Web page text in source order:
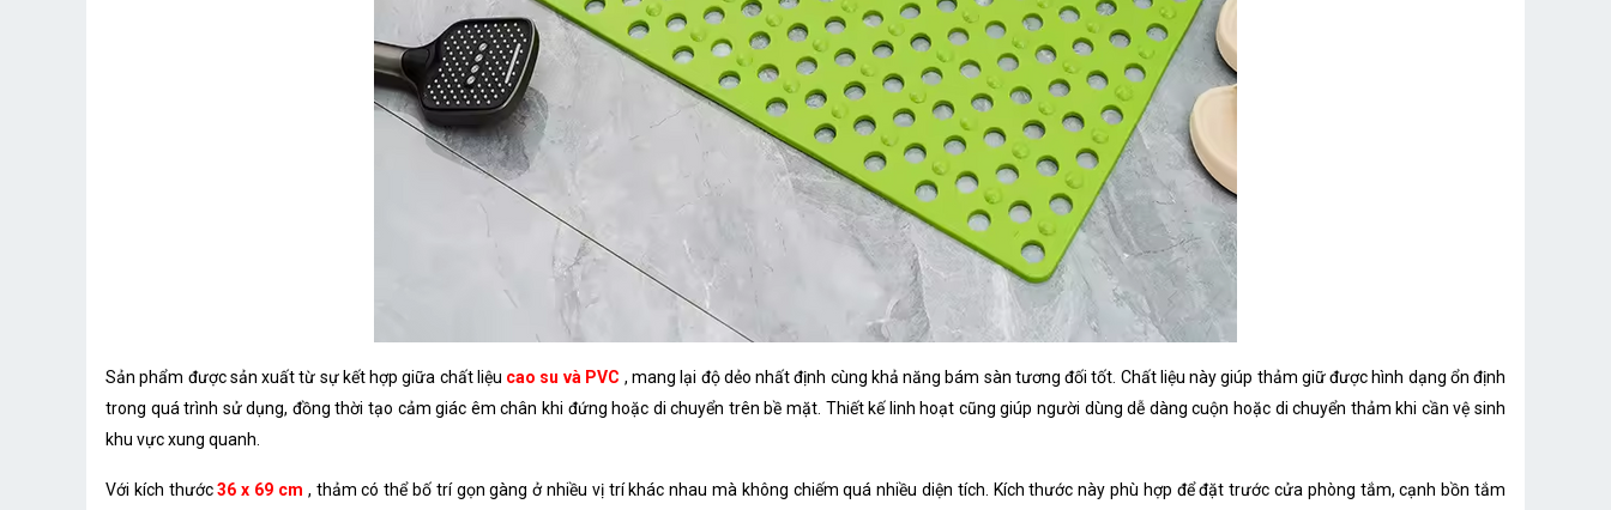
Sản phẩm được sản xuất từ sự kết hợp giữa chất liệu cao su và PVC , mang lại độ dẻo nhất định cùng khả năng bám sàn tương đối tốt. Chất liệu này giúp thảm giữ được hình dạng ổn định
trong quá trình sử dụng, đồng thời tạo cảm giác êm chân khi đứng hoặc di chuyển trên bề mặt. Thiết kế linh hoạt cũng giúp người dùng dễ dàng cuộn hoặc di chuyển thảm khi cần vệ sinh
khu vực xung quanh.
Với kích thước36 x 69 cm , thảm có thể bố trí gọn gàng ở nhiều vị trí khác nhau mà không chiếm quá nhiều diện tích. Kích thước này phù hợp để đặt trước cửa phòng tắm, cạnh bồn tắm